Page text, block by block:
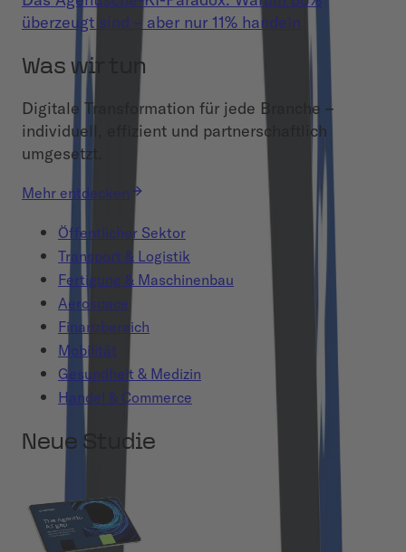
überzeugt sind – aber nur 11% handeln
Was wir tun
Digitale Transformation für jede Branche –
individuell, effizient und partnerschaftlich
umgesetzt.
Mehr entdecken
Öffentlicher Sektor
Transport & Logistik
Fertigung & Maschinenbau
Aerospace
Finanzbereich
Mobilität
Gesundheit & Medizin
Handel & Commerce
Neue Studie